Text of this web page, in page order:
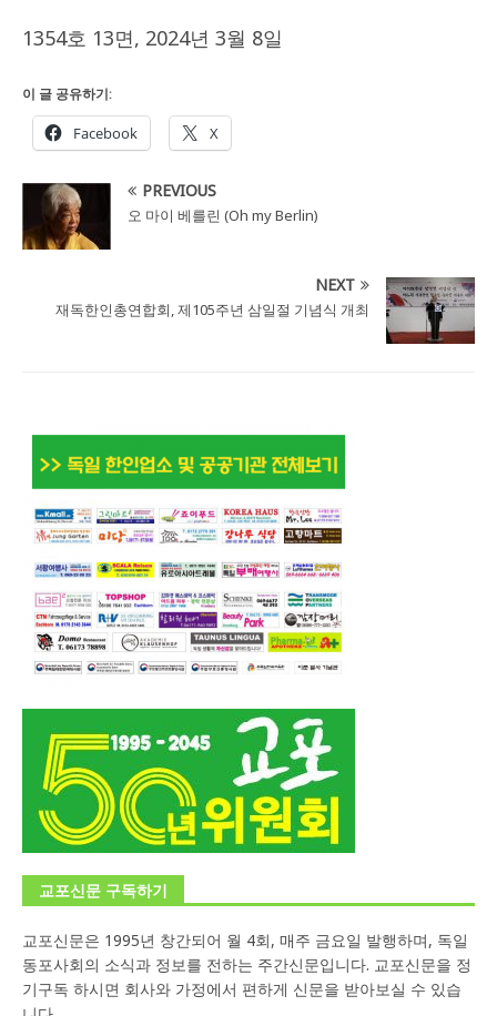
1354호 13면, 2024년 3월 8일
이 글 공유하기:
Facebook X
PREVIOUS
오 마이 베를린 (Oh my Berlin)
NEXT
재독한인총연합회, 제105주년 삼일절 기념식 개최
교포신문 구독하기
교포신문은 1995년 창간되어 월 4회, 매주 금요일 발행하며, 독일
동포사회의 소식과 정보를 전하는 주간신문입니다. 교포신문을 정
기구독 하시면 회사와 가정에서 편하게 신문을 받아보실 수 있습